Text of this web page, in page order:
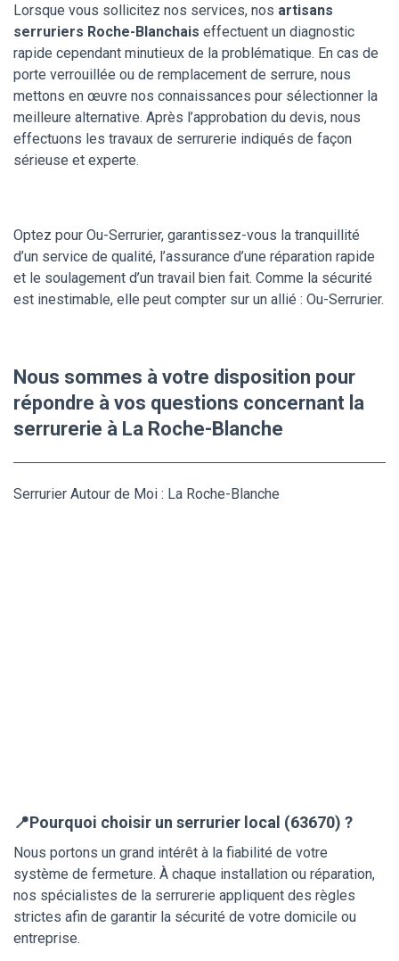
Lorsque vous sollicitez nos services, nos artisans
serruriers Roche-Blanchais effectuent un diagnostic
rapide cependant minutieux de la problématique. En cas de
porte verrouillée ou de remplacement de serrure, nous
mettons en œuvre nos connaissances pour sélectionner la
meilleure alternative. Après l’approbation du devis, nous
effectuons les travaux de serrurerie indiqués de façon
sérieuse et experte.
Optez pour Ou-Serrurier, garantissez-vous la tranquillité
d’un service de qualité, l’assurance d’une réparation rapide
et le soulagement d’un travail bien fait. Comme la sécurité
est inestimable, elle peut compter sur un allié : Ou-Serrurier.
Nous sommes à votre disposition pour
répondre à vos questions concernant la
serrurerie à La Roche-Blanche
Serrurier Autour de Moi : La Roche-Blanche
📍Pourquoi choisir un serrurier local (63670) ?
Nous portons un grand intérêt à la fiabilité de votre
système de fermeture. À chaque installation ou réparation,
nos spécialistes de la serrurerie appliquent des règles
strictes afin de garantir la sécurité de votre domicile ou
entreprise.